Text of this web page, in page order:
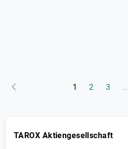
1 (aktuelle Seite)
2 3 …
TAROX Aktiengesellschaft